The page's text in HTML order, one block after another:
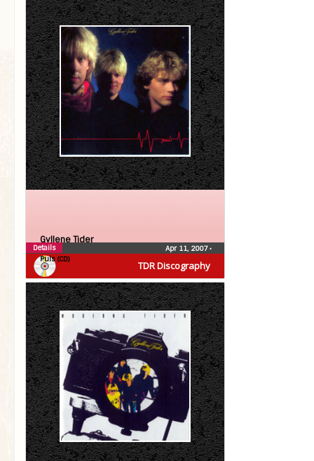
TDR Discography
Gyllene Tider
Puls (CD)
Apr 11, 2007•
Details